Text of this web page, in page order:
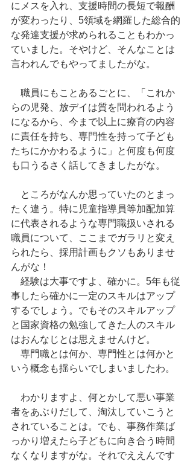
にメスを入れ、支援時間の長短で報酬
が変わったり、5領域を網羅した総合的
な発達支援が求められることもわかっ
ていました。そやけど、そんなことは
言われんでもやってましたがな。
職員にもことあるごとに、「これか
らの児発、放デイは質を問われるよう
になるから、今まで以上に療育の内容
に責任を持ち、専門性を持って子ども
たちにかかわるように」と何度も何度
も口うるさく話してきましたがな。
ところがなんか思っていたのとまっ
たく違う。特に児童指導員等加配加算
に代表されるような専門職扱いされる
職員について、ここまでガラリと変え
られたら、採用計画もクソもありませ
んがな！
経験は大事ですよ、確かに。5年も従
事したら確かに一定のスキルはアップ
するでしょう。でもそのスキルアップ
と国家資格の勉強してきた人のスキル
はおんなじとは思えませんけど。
専門職とは何か、専門性とは何かと
いう概念も揺らいでしまいましたわ。
わかりますよ、何とかして悪い事業
者をあぶりだして、淘汰していこうと
されていることは。でも、事務作業ば
っかり増えたら子どもに向き合う時間
なくなりますがな。それでええんです